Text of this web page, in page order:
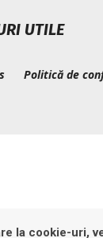
UTILE
Politică de
la cookie-uri,